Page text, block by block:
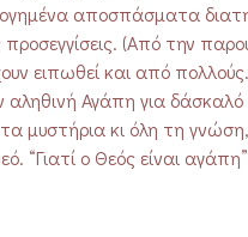
αποσπάσματα
(Από την
ειπωθεί και από
αληθινή Αγάπη για
μυστήρια κι όλη τη
“Γιατί ο Θεός είναι